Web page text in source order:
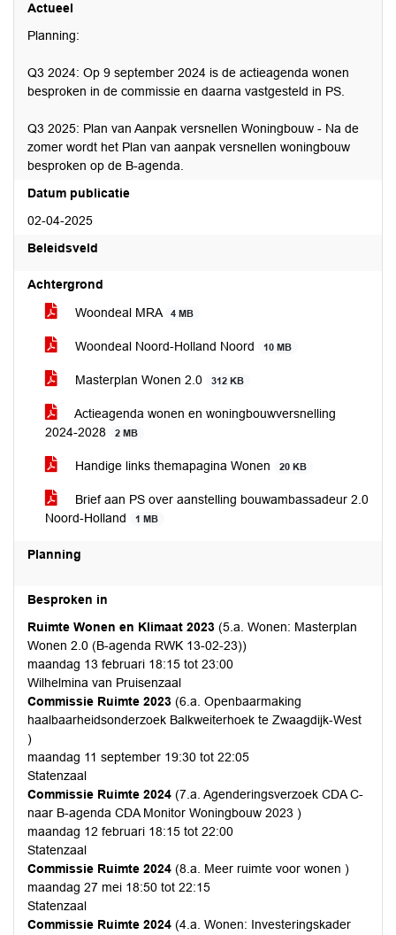
Actueel
Planning:
Q3 2024: Op 9 september 2024 is de actieagenda wonen
besproken in de commissie en daarna vastgesteld in PS.
Q3 2025: Plan van Aanpak versnellen Woningbouw - Na de
zomer wordt het Plan van aanpak versnellen woningbouw
besproken op de B-agenda.
Datum publicatie
02-04-2025
Beleidsveld
Achtergrond
Woondeal MRA
4 MB
Woondeal Noord-Holland Noord 10 MB
Masterplan Wonen 2.0 312 KB
Actieagenda wonen en woningbouwversnelling
2024-2028
2 MB
Handige links themapagina Wonen 20 KB
Brief aan PS over aanstelling bouwambassadeur 2.0
Noord-Holland
1 MB
Planning
Besproken in
Ruimte Wonen en Klimaat 2023 (5.a. Wonen: Masterplan
Wonen 2.0 (B-agenda RWK 13-02-23))
maandag 13 februari 18:15 tot 23:00
Wilhelmina van Pruisenzaal
Commissie Ruimte 2023 (6.a. Openbaarmaking
haalbaarheidsonderzoek Balkweiterhoek te Zwaagdijk-West
)
maandag 11 september 19:30 tot 22:05
Statenzaal
Commissie Ruimte 2024 (7.a. Agenderingsverzoek CDA C-
naar B-agenda CDA Monitor Woningbouw 2023 )
maandag 12 februari 18:15 tot 22:00
Statenzaal
Commissie Ruimte 2024 (8.a. Meer ruimte voor wonen )
maandag 27 mei 18:50 tot 22:15
Statenzaal
Commissie Ruimte 2024 (4.a. Wonen: Investeringskader